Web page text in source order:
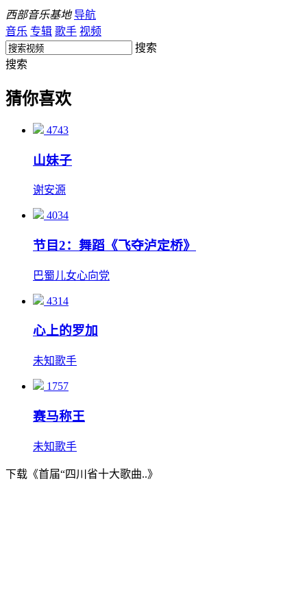
西部音乐基地 导航
音乐 专辑 歌手 视频
搜索
搜索
猜你喜欢
4743
山妹子
谢安源
4034
节目2：舞蹈《飞夺泸定桥》
巴蜀儿女心向党
4314
心上的罗加
未知歌手
1757
赛马称王
未知歌手
下载《首届“四川省十大歌曲..》